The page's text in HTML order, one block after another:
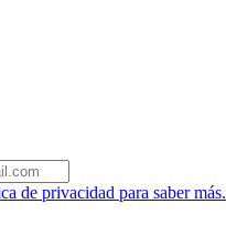
de privacidad para saber más.